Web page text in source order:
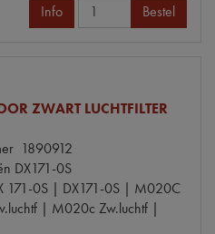
Info Bestel
ZWART LUCHTFILTER
1890912
DX171-0S
171-0S | DX171-0S | M020C
| M020c Zw.luchtf |